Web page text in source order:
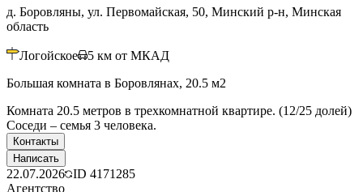
д. Боровляны, ул. Первомайская, 50, Минский р-н, Минская
область
Логойское 5 км от МКАД
Большая комната в Боровлянах, 20.5 м2
Комната 20.5 метров в трехкомнатной квартире. (12/25 долей)
Соседи – семья 3 человека.
Контакты
Написать
22.07.2026 ID 4171285
Агентство